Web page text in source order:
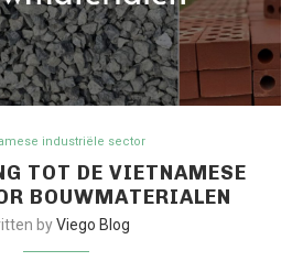
industriële sector
TOT DE VIETNAMESE
BOUWMATERIALEN
byViego Blog